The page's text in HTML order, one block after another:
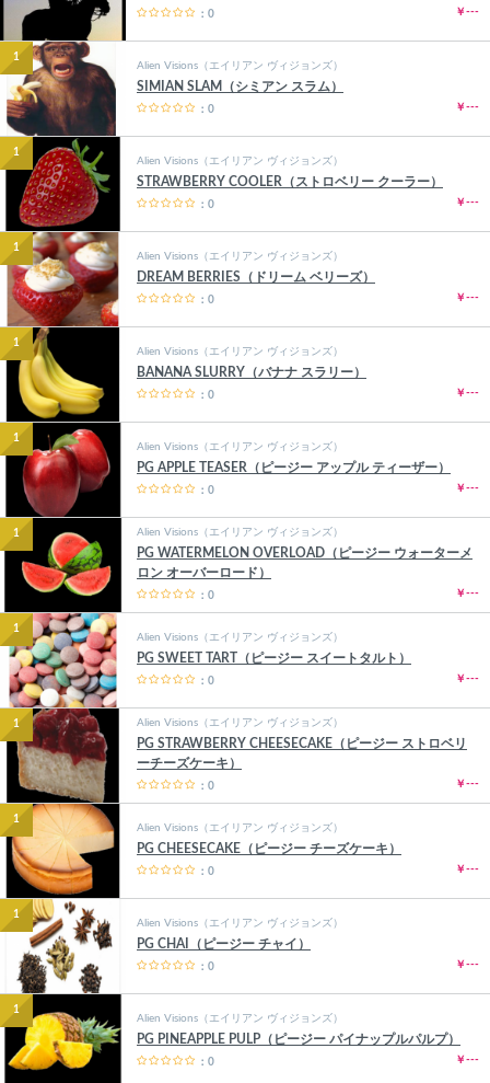
：0 ￥---
1
Alien Visions（エイリアン ヴィジョンズ）
SIMIAN SLAM（シミアン スラム）
：0 ￥---
1
Alien Visions（エイリアン ヴィジョンズ）
STRAWBERRY COOLER（ストロベリー クーラー）
：0 ￥---
1
Alien Visions（エイリアン ヴィジョンズ）
DREAM BERRIES（ドリーム ベリーズ）
：0 ￥---
1
Alien Visions（エイリアン ヴィジョンズ）
BANANA SLURRY（バナナ スラリー）
：0 ￥---
1
Alien Visions（エイリアン ヴィジョンズ）
PG APPLE TEASER（ピージー アップル ティーザー）
：0 ￥---
1 Alien Visions（エイリアン ヴィジョンズ）
PG WATERMELON OVERLOAD（ピージー ウォーターメ
ロン オーバーロード）
：0 ￥---
1
Alien Visions（エイリアン ヴィジョンズ）
PG SWEET TART（ピージー スイートタルト）
：0 ￥---
1 Alien Visions（エイリアン ヴィジョンズ）
PG STRAWBERRY CHEESECAKE（ピージー ストロベリ
ーチーズケーキ）
：0 ￥---
1
Alien Visions（エイリアン ヴィジョンズ）
PG CHEESECAKE（ピージー チーズケーキ）
：0 ￥---
1
Alien Visions（エイリアン ヴィジョンズ）
PG CHAI（ピージー チャイ）
：0 ￥---
1
Alien Visions（エイリアン ヴィジョンズ）
PG PINEAPPLE PULP（ピージー パイナップルパルプ）
：0 ￥---